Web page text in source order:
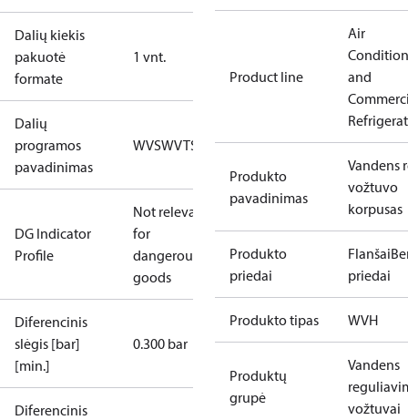
Dalių kiekis
pakuotė
formate
1 vnt.
Dalių
programos
pavadinimas
WVSWVTS
DG Indicator
Profile
Not relevant
for
dangerous
goods
Diferencinis
slėgis [bar]
[min.]
0.300 bar
Diferencinis
Product line
Air
and
Produkto
pavadinimas
Vandens
vožtuvo
korpusas
Produkto
priedai
Flanšai
priedai
Produkto tipas WVH
Produktų
grupė
Vandens
vožtuvai